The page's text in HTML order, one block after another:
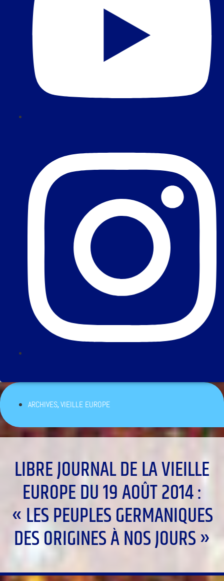
ARCHIVES,VIEILLE EUROPE
LIBRE JOURNAL DE LA VIEILLE
EUROPE DU 19 AOÛT 2014 :
« LES PEUPLES GERMANIQUES
DES ORIGINES À NOS JOURS »